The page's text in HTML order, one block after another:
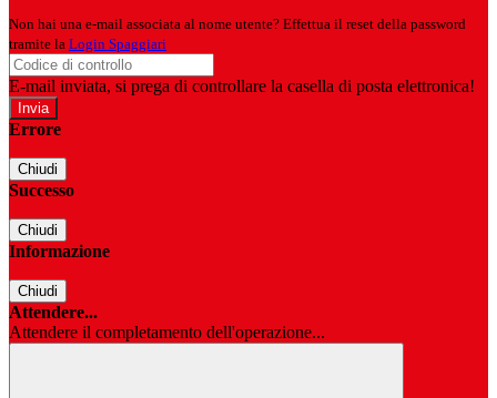
Non hai una e-mail associata al nome utente? Effettua il reset della password
tramite la Login Spaggiari
E-mail inviata, si prega di controllare la casella di posta elettronica!
Errore
Chiudi
Successo
Chiudi
Informazione
Chiudi
Attendere...
Attendere il completamento dell'operazione...